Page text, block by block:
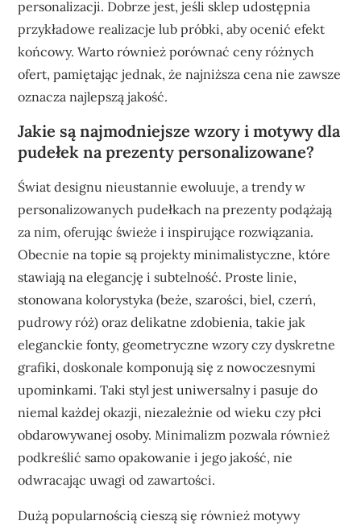
personalizacji. Dobrze jest, jeśli sklep udostępnia
przykładowe realizacje lub próbki, aby ocenić efekt
końcowy. Warto również porównać ceny różnych
ofert, pamiętając jednak, że najniższa cena nie zawsze
oznacza najlepszą jakość.
Jakie są najmodniejsze wzory i motywy dla
pudełek na prezenty personalizowane?
Świat designu nieustannie ewoluuje, a trendy w
personalizowanych pudełkach na prezenty podążają
za nim, oferując świeże i inspirujące rozwiązania.
Obecnie na topie są projekty minimalistyczne, które
stawiają na elegancję i subtelność. Proste linie,
stonowana kolorystyka (beże, szarości, biel, czerń,
pudrowy róż) oraz delikatne zdobienia, takie jak
eleganckie fonty, geometryczne wzory czy dyskretne
grafiki, doskonale komponują się z nowoczesnymi
upominkami. Taki styl jest uniwersalny i pasuje do
niemal każdej okazji, niezależnie od wieku czy płci
obdarowywanej osoby. Minimalizm pozwala również
podkreślić samo opakowanie i jego jakość, nie
odwracając uwagi od zawartości.
Dużą popularnością cieszą się również motywy